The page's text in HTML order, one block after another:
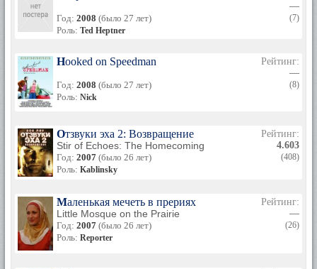
Год: 2008 (было 27 лет)
Роль: Ted Heptner
—
(7)
Hooked on Speedman
Год: 2008 (было 27 лет)
Роль: Nick
Рейтинг:
—
(8)
Отзвуки эха 2: Возвращение
Stir of Echoes: The Homecoming
Год: 2007 (было 26 лет)
Роль: Kablinsky
Рейтинг:
4.603
(408)
Маленькая мечеть в прериях
Little Mosque on the Prairie
Год: 2007 (было 26 лет)
Роль: Reporter
Рейтинг:
—
(26)